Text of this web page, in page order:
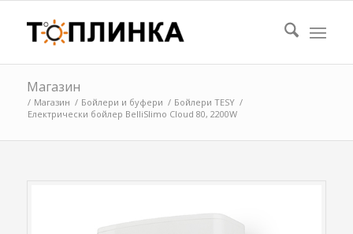
Магазин
/ Магазин / Бойлери и буфери / Бойлери TESY /
Електрически бойлер BelliSlimo Cloud 80, 2200W